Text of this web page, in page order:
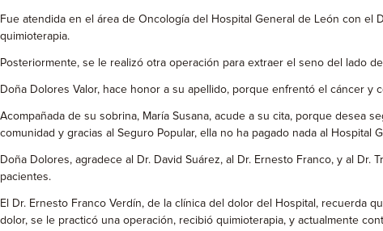
Fue atendida en el área de Oncología del Hospital General de León con el
quimioterapia.
Posteriormente, se le realizó otra operación para extraer el seno del lado
Doña Dolores Valor, hace honor a su apellido, porque enfrentó el cáncer
Acompañada de su sobrina, María Susana, acude a su cita, porque desea
comunidad y gracias al Seguro Popular, ella no ha pagado nada al
Doña Dolores, agradece al Dr. David Suárez, al Dr. Ernesto Franco, y al
pacientes.
El Dr. Ernesto Franco Verdín, de la clínica del dolor del Hospital, recuerda
dolor, se le practicó una operación, recibió quimioterapia, y actualmente